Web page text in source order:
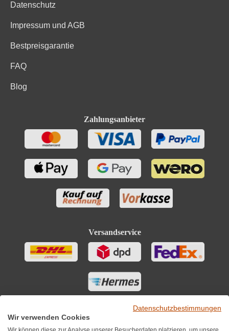
Datenschutz
Impressum und AGB
Bestpreisgarantie
FAQ
Blog
Zahlungsanbieter
Versandservice
Datenschutzbestimmungen
Wir verwenden Cookies